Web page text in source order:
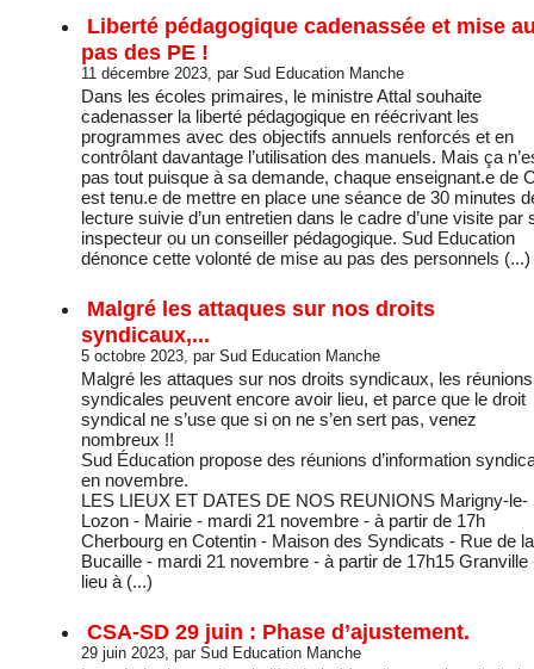
Liberté pédagogique cadenassée et mise
pas des PE !
11 décembre 2023, par Sud Education Manche
Dans les écoles primaires, le ministre Attal souhaite
cadenasser la liberté pédagogique en réécrivant les
programmes avec des objectifs annuels renforcés et en
contrôlant davantage l’utilisation des manuels. Mais ça
pas tout puisque à sa demande, chaque enseignant.e de
est tenu.e de mettre en place une séance de 30 minutes
lecture suivie d’un entretien dans le cadre d’une visite par
inspecteur ou un conseiller pédagogique. Sud Education
dénonce cette volonté de mise au pas des personnels (...)
Malgré les attaques sur nos droits
syndicaux,...
5 octobre 2023, par Sud Education Manche
Malgré les attaques sur nos droits syndicaux, les réunions
syndicales peuvent encore avoir lieu, et parce que le droit
syndical ne s’use que si on ne s’en sert pas, venez
nombreux !!
Sud Éducation propose des réunions d’information
en novembre.
LES LIEUX ET DATES DE NOS REUNIONS Marigny-le-
Lozon - Mairie - mardi 21 novembre - à partir de 17h
Cherbourg en Cotentin - Maison des Syndicats - Rue de la
Bucaille - mardi 21 novembre - à partir de 17h15 Granville
lieu à (...)
CSA-SD 29 juin : Phase d’ajustement.
29 juin 2023, par Sud Education Manche